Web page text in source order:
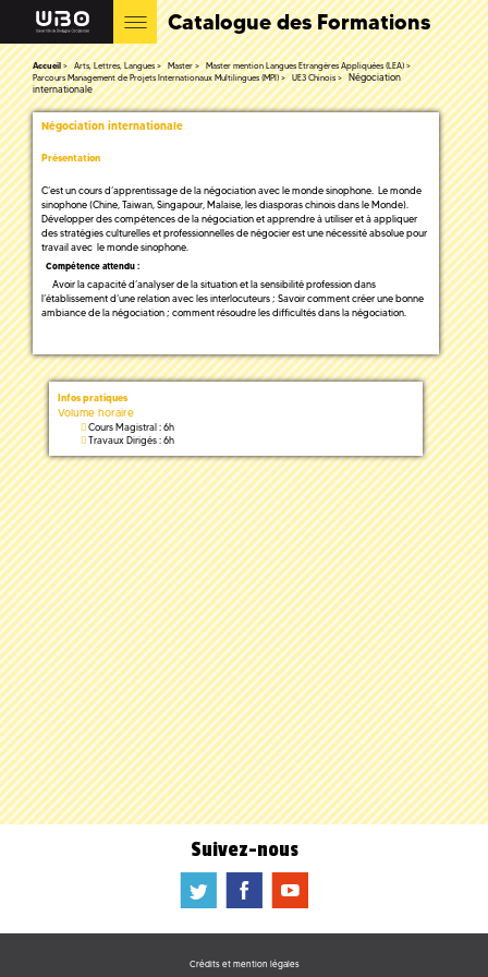
Catalogue des Formations
Accueil Arts, Lettres, Langues Master
Master mention Langues Etrangères Appliquées (LEA)
Parcours Management de Projets Internationaux Multilingues (MPI)
UE3 Chinois
Négociation
internationale
Négociation internationale
Présentation
C’est un cours d’apprentissage de la négociation avec le monde sinophone. Le monde
sinophone (Chine, Taiwan, Singapour, Malaise, les diasporas chinois dans le Monde).
Développer des compétences de la négociation et apprendre à utiliser et à appliquer
des stratégies culturelles et professionnelles de négocier est une nécessité absolue pour
travail avec le monde sinophone.
Compétence attendu :
Avoir la capacité d’analyser de la situation et la sensibilité profession dans
l’établissement d’une relation avec les interlocuteurs ; Savoir comment créer une bonne
ambiance de la négociation ; comment résoudre les difficultés dans la négociation.
Infos pratiques
Volume horaire
Cours Magistral : 6h
Travaux Dirigés : 6h
Suivez-nous
a b f
Crédits et mention légales